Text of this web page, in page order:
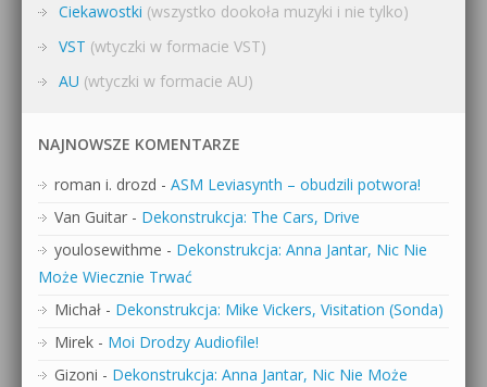
Ciekawostki (wszystko dookoła muzyki i nie tylko)
VST (wtyczki w formacie VST)
AU (wtyczki w formacie AU)
NAJNOWSZE KOMENTARZE
roman i. drozd - ASM Leviasynth – obudzili potwora!
Van Guitar - Dekonstrukcja: The Cars, Drive
youlosewithme - Dekonstrukcja: Anna Jantar, Nic Nie
Może Wiecznie Trwać
Michał - Dekonstrukcja: Mike Vickers, Visitation (Sonda)
Mirek - Moi Drodzy Audiofile!
Gizoni - Dekonstrukcja: Anna Jantar, Nic Nie Może